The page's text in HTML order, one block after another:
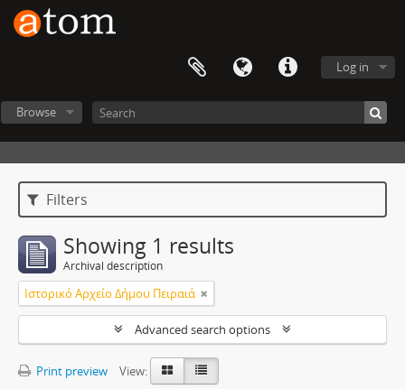
Log in
Browse
Filters
Showing 1 results
Archival description
Ιστορικό Αρχείο Δήμου Πειραιά
Advanced search options
Print preview
View: